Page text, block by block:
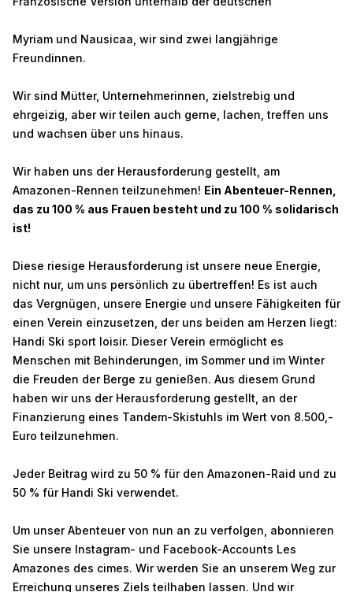
Myriam und Nausicaa, wir sind zwei langjährige
Freundinnen.
Wir sind Mütter, Unternehmerinnen, zielstrebig und
ehrgeizig, aber wir teilen auch gerne, lachen, treffen uns
und wachsen über uns hinaus.
Wir haben uns der Herausforderung gestellt, am
Amazonen-Rennen teilzunehmen! Ein Abenteuer-Rennen,
das zu 100 % aus Frauen besteht und zu 100 % solidarisch
ist!
Diese riesige Herausforderung ist unsere neue Energie,
nicht nur, um uns persönlich zu übertreffen! Es ist auch
das Vergnügen, unsere Energie und unsere Fähigkeiten für
einen Verein einzusetzen, der uns beiden am Herzen liegt:
Handi Ski sport loisir. Dieser Verein ermöglicht es
Menschen mit Behinderungen, im Sommer und im Winter
die Freuden der Berge zu genießen. Aus diesem Grund
haben wir uns der Herausforderung gestellt, an der
Finanzierung eines Tandem-Skistuhls im Wert von 8.500,-
Euro teilzunehmen.
Jeder Beitrag wird zu 50 % für den Amazonen-Raid und zu
50 % für Handi Ski verwendet.
Um unser Abenteuer von nun an zu verfolgen, abonnieren
Sie unsere Instagram- und Facebook-Accounts Les
Amazones des cimes. Wir werden Sie an unserem Weg zur
Erreichung unseres Ziels teilhaben lassen. Und wir